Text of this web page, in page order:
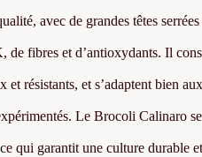
avec de grandes têtes
de fibres et d’antioxydants. Il
résistants, et s’adaptent bien
Le Brocoli Calinaro
qui garantit une culture durable